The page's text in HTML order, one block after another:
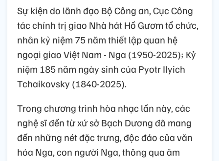
Sự kiện do lãnh đạo Bộ Công an, Cục Công
tác chính trị giao Nhà hát Hồ Gươm tổ chức,
nhân kỷ niệm 75 năm thiết lập quan hệ
ngoại giao Việt Nam - Nga (1950-2025); Kỷ
niệm 185 năm ngày sinh của Pyotr Ilyich
Tchaikovsky (1840-2025).
Trong chương trình hòa nhạc lần này, các
nghệ sĩ đến từ xứ sở Bạch Dương đã mang
đến những nét đặc trưng, độc đáo của văn
hóa Nga, con người Nga, thông qua âm